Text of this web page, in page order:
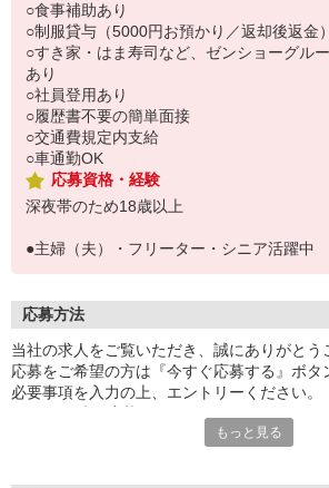
○食事補助あり
○制服貸与（5000円お預かり／返却後返金）
○すき家・はま寿司など、ゼンショーグル
あり
○社員登用あり
○履歴書不要の簡単面接
○交通費規定内支給
○車通勤OK
応募資格・経験
深夜帯のため18歳以上
●主婦（夫）・フリーター・シニア活躍中
応募方法
当社の求人をご覧いただき、誠にありがとう
応募をご希望の方は『今すぐ応募する』ボタ
必要事項を入力の上、エントリーください。
もっと見る